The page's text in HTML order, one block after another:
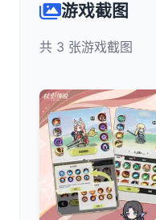
游戏截图
共 3 张游戏截图